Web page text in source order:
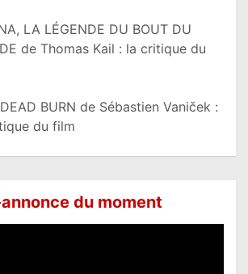
LA LÉGENDE DU BOUT DU
de Thomas Kail : la critique du
BURN de Sébastien Vaniček :
du film
du moment